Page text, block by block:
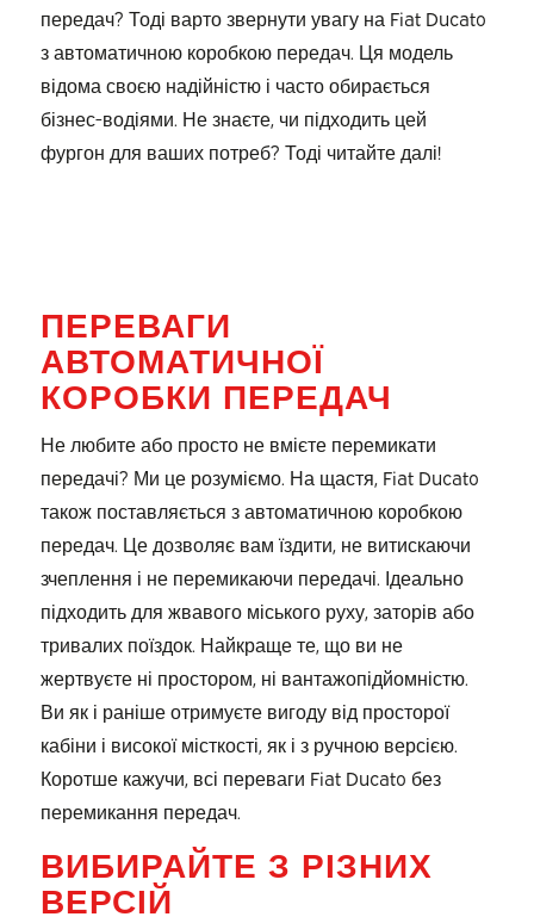
передач? Тоді варто звернути увагу на Fiat Ducato
з автоматичною коробкою передач. Ця модель
відома своєю надійністю і часто обирається
бізнес-водіями. Не знаєте, чи підходить цей
фургон для ваших потреб? Тоді читайте далі!
ПЕРЕВАГИ
АВТОМАТИЧНОЇ
КОРОБКИ ПЕРЕДАЧ
Не любите або просто не вмієте перемикати
передачі? Ми це розуміємо. На щастя, Fiat Ducato
також поставляється з автоматичною коробкою
передач. Це дозволяє вам їздити, не витискаючи
зчеплення і не перемикаючи передачі. Ідеально
підходить для жвавого міського руху, заторів або
тривалих поїздок. Найкраще те, що ви не
жертвуєте ні простором, ні вантажопідйомністю.
Ви як і раніше отримуєте вигоду від просторої
кабіни і високої місткості, як і з ручною версією.
Коротше кажучи, всі переваги Fiat Ducato без
перемикання передач.
ВИБИРАЙТЕ З РІЗНИХ
ВЕРСІЙ